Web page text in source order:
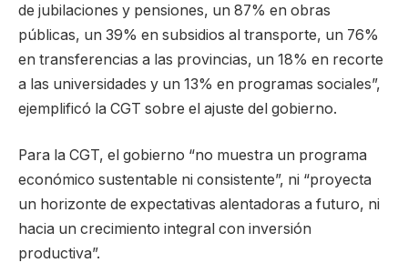
de jubilaciones y pensiones, un 87% en obras
públicas, un 39% en subsidios al transporte, un 76%
en transferencias a las provincias, un 18% en recorte
a las universidades y un 13% en programas sociales”,
ejemplificó la CGT sobre el ajuste del gobierno.
Para la CGT, el gobierno “no muestra un programa
económico sustentable ni consistente”, ni “proyecta
un horizonte de expectativas alentadoras a futuro, ni
hacia un crecimiento integral con inversión
productiva”.